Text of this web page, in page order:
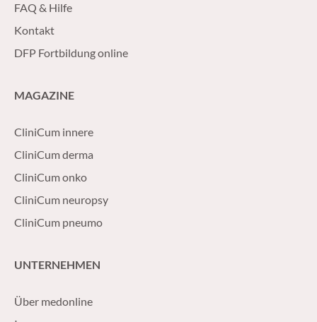
FAQ & Hilfe
Kontakt
DFP Fortbildung online
MAGAZINE
CliniCum innere
CliniCum derma
CliniCum onko
CliniCum neuropsy
CliniCum pneumo
UNTERNEHMEN
Über medonline